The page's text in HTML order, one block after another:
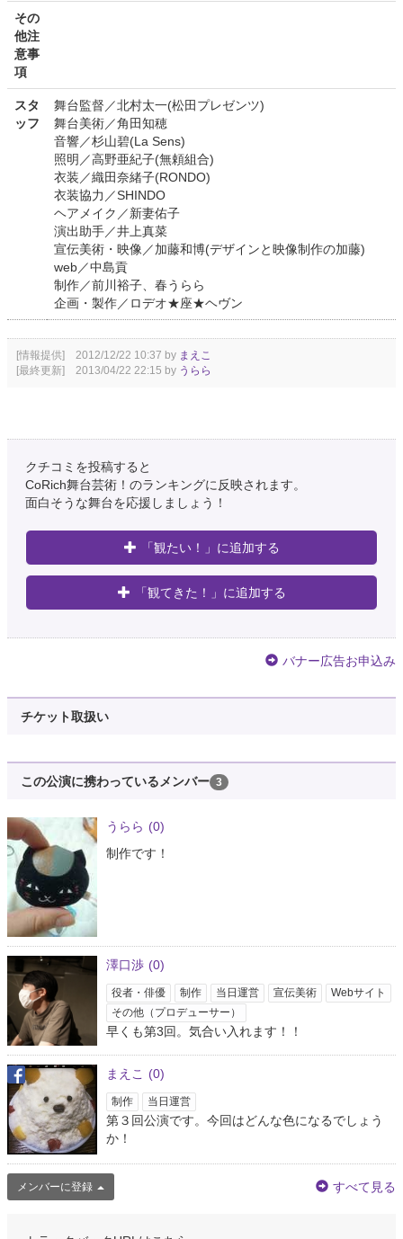
その
他注
意事
項
スタ
ッフ
舞台監督／北村太一(松田プレゼンツ)
舞台美術／角田知穂
音響／杉山碧(La Sens)
照明／高野亜紀子(無頼組合)
衣装／織田奈緒子(RONDO)
衣装協力／SHINDO
ヘアメイク／新妻佑子
演出助手／井上真菜
宣伝美術・映像／加藤和博(デザインと映像制作の加藤)
web／中島貢
制作／前川裕子、春うらら
企画・製作／ロデオ★座★ヘヴン
[情報提供] 2012/12/22 10:37 by まえこ
[最終更新] 2013/04/22 22:15 by うらら
クチコミを投稿すると
CoRich舞台芸術！のランキングに反映されます。
面白そうな舞台を応援しましょう！
「観たい！」に追加する
「観てきた！」に追加する
バナー広告お申込み
チケット取扱い
この公演に携わっているメンバー 3
うらら (0)
制作です！
澤口渉 (0)
役者・俳優 制作 当日運営 宣伝美術
Webサイト
その他（プロデューサー）
早くも第3回。気合い入れます！！
まえこ (0)
制作 当日運営
第３回公演です。今回はどんな色になるでしょう
か！
メンバーに登録 すべて見る